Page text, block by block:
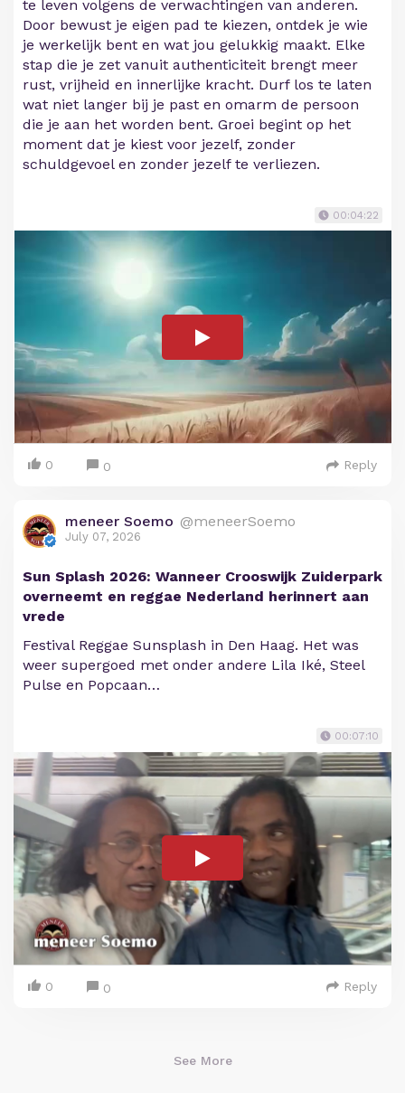
te leven volgens de verwachtingen van anderen.
Door bewust je eigen pad te kiezen, ontdek je wie
je werkelijk bent en wat jou gelukkig maakt. Elke
stap die je zet vanuit authenticiteit brengt meer
rust, vrijheid en innerlijke kracht. Durf los te laten
wat niet langer bij je past en omarm de persoon
die je aan het worden bent. Groei begint op het
moment dat je kiest voor jezelf, zonder
schuldgevoel en zonder jezelf te verliezen.
00:04:22
0 0 Reply
meneer Soemo @meneerSoemo
July 07, 2026
Sun Splash 2026: Wanneer Crooswijk Zuiderpark
overneemt en reggae Nederland herinnert aan
vrede
Festival Reggae Sunsplash in Den Haag. Het was
weer supergoed met onder andere Lila Iké, Steel
Pulse en Popcaan…
00:07:10
0 0 Reply
See More